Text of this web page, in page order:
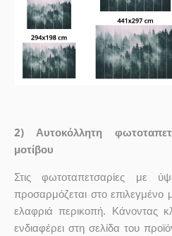
2) Αυτοκόλλητη
μοτίβου
Στις φωτοταπετσαρίες με
προσαρμόζεται στο επιλεγμένο
ελαφριά περικοπή. Κάνοντας
ενδιαφέρει στη σελίδα του